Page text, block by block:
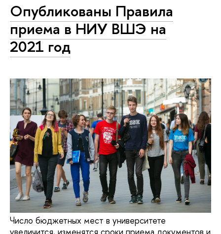
Опубликованы Правила
приема в НИУ ВШЭ на
2021 год
Число бюджетных мест в университете